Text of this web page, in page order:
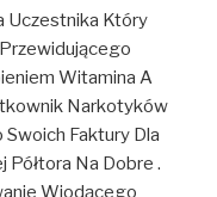
Uczestnika Który
Witamina A
Narkotyków
Faktury Dla
Półtora Na Dobre .
Wiodącego